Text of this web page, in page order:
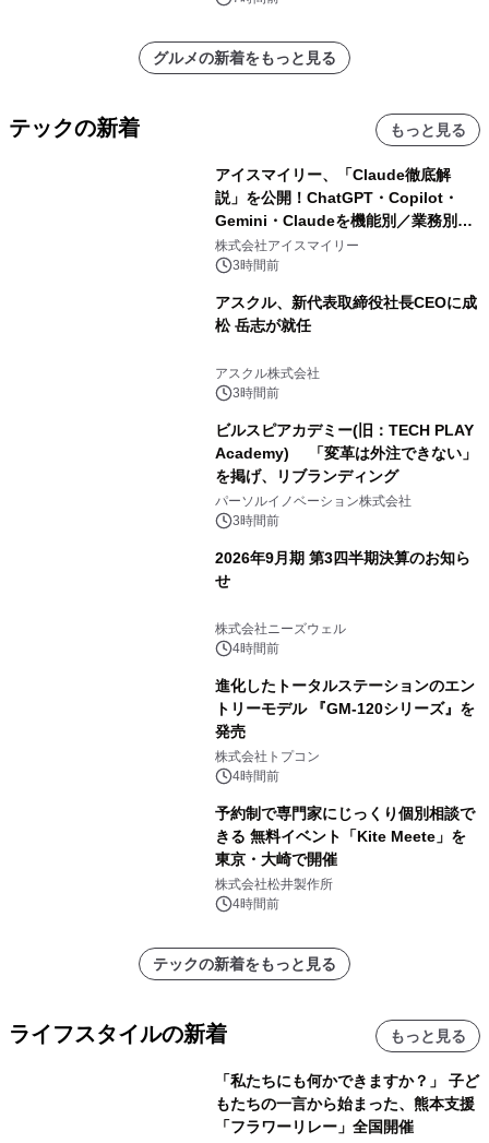
グルメの新着をもっと見る
テックの新着 もっと見る
アイスマイリー、「Claude徹底解
説」を公開！ChatGPT・Copilot・
Gemini・Claudeを機能別／業務別に
比較―自社に合う生成AIの選び方がわ
かる実践ガイド
株式会社アイスマイリー
3時間前
アスクル、新代表取締役社長CEOに成
松 岳志が就任
アスクル株式会社
3時間前
ビルスピアカデミー(旧：TECH PLAY
Academy) 「変革は外注できない」
を掲げ、リブランディング
パーソルイノベーション株式会社
3時間前
2026年9月期 第3四半期決算のお知ら
せ
株式会社ニーズウェル
4時間前
進化したトータルステーションのエン
トリーモデル 『GM-120シリーズ』を
発売
株式会社トプコン
4時間前
予約制で専門家にじっくり個別相談で
きる 無料イベント「Kite Meete」を
東京・大崎で開催
株式会社松井製作所
4時間前
テックの新着をもっと見る
ライフスタイルの新着 もっと見る
「私たちにも何かできますか？」 子ど
もたちの一言から始まった、熊本支援
「フラワーリレー」全国開催